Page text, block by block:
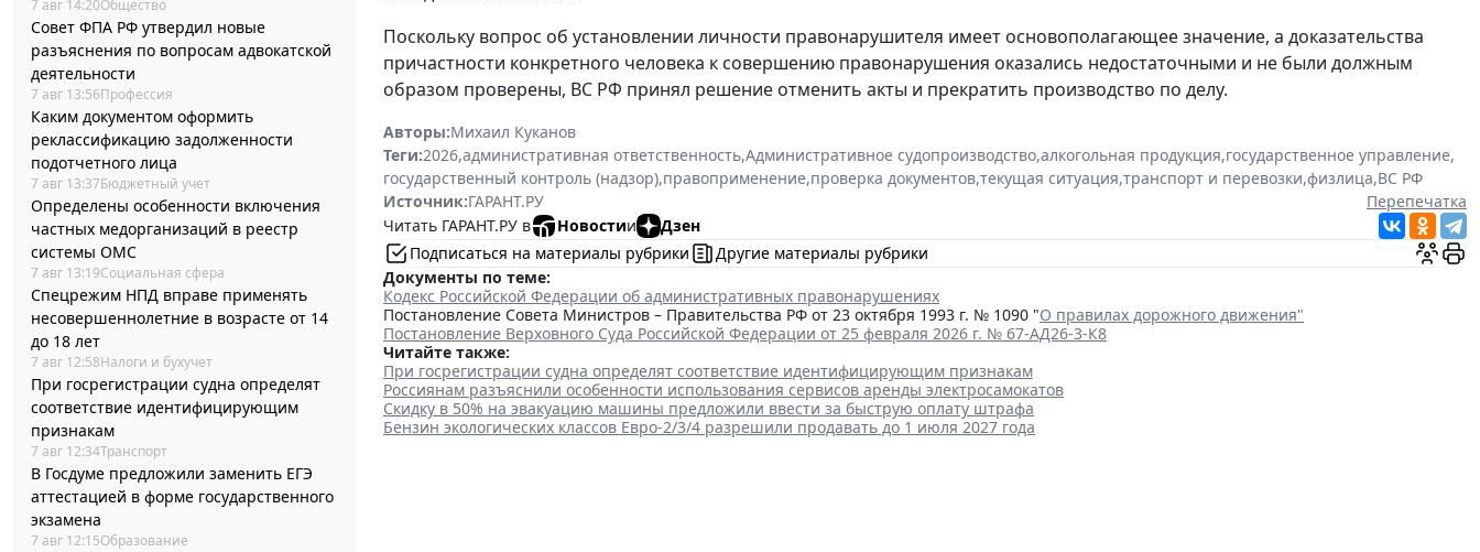
7 авг 14:20Общество
Совет ФПА РФ утвердил новые
разъяснения по вопросам адвокатской
деятельности
7 авг 13:56Профессия
Каким документом оформить
реклассификацию задолженности
подотчетного лица
7 авг 13:37Бюджетный учет
Определены особенности включения
частных медорганизаций в реестр
системы ОМС
7 авг 13:19Социальная сфера
Спецрежим НПД вправе применять
несовершеннолетние в возрасте от 14
до 18 лет
7 авг 12:58Налоги и бухучет
При госрегистрации судна определят
соответствие идентифицирующим
признакам
7 авг 12:34Транспорт
В Госдуме предложили заменить ЕГЭ
аттестацией в форме государственного
экзамена
7 авг 12:15Образование
Поскольку вопрос об установлении личности правонарушителя имеет основополагающее значение, а доказательства
причастности конкретного человека к совершению правонарушения оказались недостаточными и не были должным
образом проверены, ВС РФ принял решение отменить акты и прекратить производство по делу.
Авторы:Михаил Куканов
Теги:2026,административная ответственность,Административное судопроизводство,алкогольная продукция,государственное управление,
государственный контроль (надзор),правоприменение,проверка документов,текущая ситуация,транспорт и перевозки,физлица,ВС РФ
Источник:ГАРАНТ.РУ
Перепечатка
Читать ГАРАНТ.РУ в
Новостии
Дзен
Подписаться на материалы рубрики
Другие материалы рубрики
Документы по теме:
Кодекс Российской Федерации об административных правонарушениях
Постановление Совета Министров – Правительства РФ от 23 октября 1993 г. № 1090 "О правилах дорожного движения"
Постановление Верховного Суда Российской Федерации от 25 февраля 2026 г. № 67-АД26-3-К8
Читайте также:
При госрегистрации судна определят соответствие идентифицирующим признакам
Россиянам разъяснили особенности использования сервисов аренды электросамокатов
Скидку в 50% на эвакуацию машины предложили ввести за быструю оплату штрафа
Бензин экологических классов Евро-2/3/4 разрешили продавать до 1 июля 2027 года